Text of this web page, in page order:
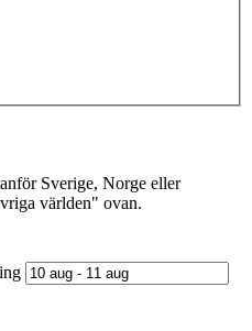
Sverige, Norge eller
världen" ovan.